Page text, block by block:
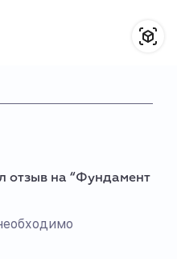
отзыв на “Фундамент